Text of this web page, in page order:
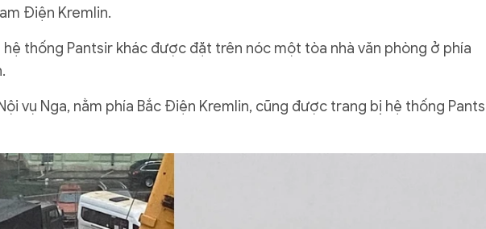
Điện Kremlin.
thống Pantsir khác được đặt trên nóc một tòa nhà văn phòng ở phía
vụ Nga, nằm phía Bắc Điện Kremlin, cũng được trang bị hệ thống